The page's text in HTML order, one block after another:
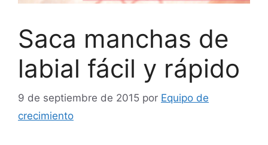
Saca manchas de
labial fácil y rápido
9 de septiembre de 2015 por Equipo de
crecimiento